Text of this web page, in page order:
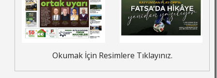
Okumak İçin Resimlere Tıklayınız.